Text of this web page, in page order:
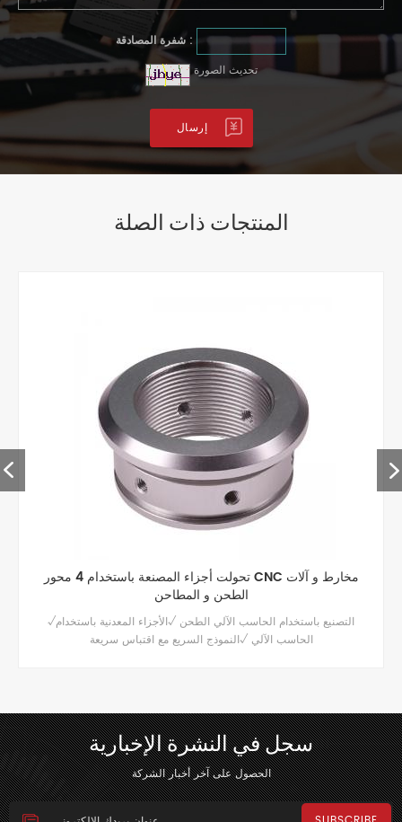
شفرة المصادقة :
تحديث الصورة
المنتجات ذات الصلة
مخصص جودة عالية التصنيع باستخدام الحاسب الآلي أجزاء
الألومنيوم
تتوفر خدمة طحن عالية الجودة باستخدام الحاسب الآلي لأجزاء الألومنيوم
سجل في النشرة الإخبارية
الحصول على آخر أخبار الشركة